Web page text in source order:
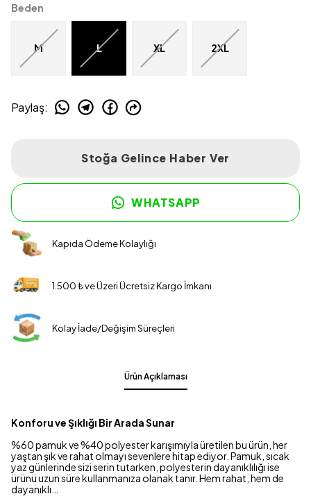
Beden
M L XL 2XL
Paylaş:
Stoğa Gelince Haber Ver
WHATSAPP
Kapıda Ödeme Kolaylığı
1.500 ₺ ve Üzeri Ücretsiz Kargo İmkanı
Kolay İade/Değişim Süreçleri
Ürün Açıklaması
Konforu ve Şıklığı Bir Arada Sunar
%60 pamuk ve %40 polyester karışımıyla üretilen bu ürün, her
yaştan şık ve rahat olmayı sevenlere hitap ediyor. Pamuk, sıcak
yaz günlerinde sizi serin tutarken, polyesterin dayanıklılığı ise
ürünü uzun süre kullanmanıza olanak tanır. Hem rahat, hem de
dayanıklı…